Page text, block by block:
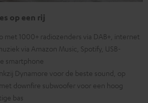
op een rij
met 1000+ radiozenders via DAB+, internet
via Amazon Music, Spotify, USB-
smartphone
Dynamore voor de beste sound, op
downfire subwoofer voor een hoog
bas